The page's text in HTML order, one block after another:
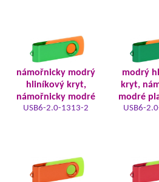
námořnicky modrý
hliníkový kryt,
námořnicky modré
USB6-2.0-1313-2
modrý
kryt,
modré
USB6-